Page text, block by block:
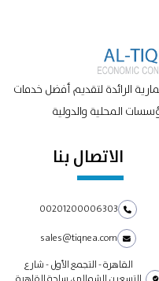
الرائدة لتقديم أفضل خدمات
المحلية والدولية
الاتصال بنا
00201200006303
sales@tiqnea.com
القاهرة - التجمع الأول - شارع